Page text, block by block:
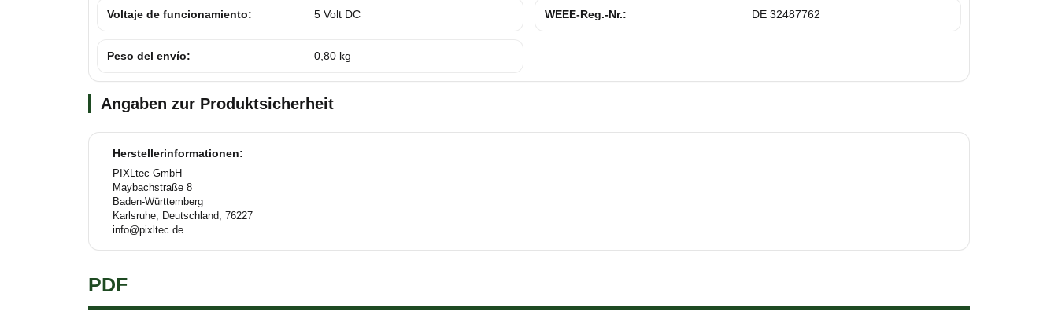
Voltaje de funcionamiento: 5 Volt DC WEEE-Reg.-Nr.: DE 32487762
Peso del envío: 0,80 kg
Angaben zur Produktsicherheit
Herstellerinformationen:
PIXLtec GmbH
Maybachstraße 8
Baden-Württemberg
Karlsruhe, Deutschland, 76227
info@pixltec.de
PDF